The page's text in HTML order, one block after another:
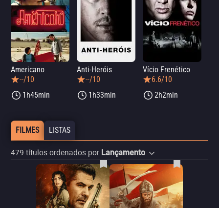
Americano
--/10
1h45min
Anti-Heróis
--/10
1h33min
Vício Frenético
6.6/10
2h2min
FILMES LISTAS
479 títulos ordenados por Lançamento